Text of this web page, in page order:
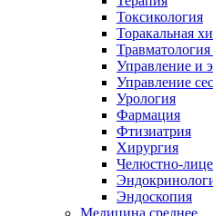
Токсикология
Торакальная
Управление и
Управление
Урология
Фармация
Фтизиатрия
Хирургия
Челюстно-
Эндоскопия
Медицина среднее